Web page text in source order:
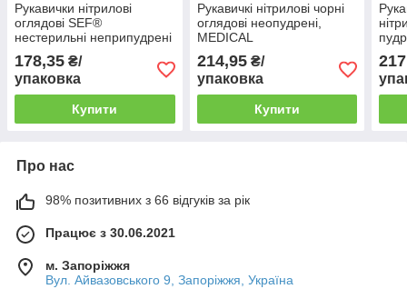
Рукавички нітрилові
оглядові SEF®
нестерильні неприпудрені
текстуровані на пальцях
БЛАКИТНІ, розмір XS, S,
M, L, XL
178,35 ₴/
упаковка
Купити
Рукавичкі нітрилові чорні
оглядові неопудрені,
MEDICAL
PROFESSIONAL, розмір
ХС
214,95₴/
упаковка
Купити
Про нас
98% позитивних з 66 відгуків за рік
Працює з 30.06.2021
м. Запоріжжя
Вул. Айвазовського 9, Запоріжжя, Україна